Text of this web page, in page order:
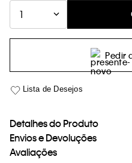
1
Pedir
Detalhes do Produto
Envios e Devoluções
Avaliações